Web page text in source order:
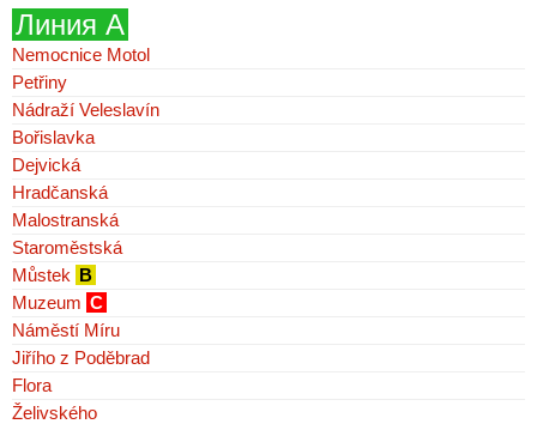
Линия А
Nemocnice Motol
Petřiny
Nádraží Veleslavín
Bořislavka
Dejvická
Hradčanská
Malostranská
Staroměstská
Můstek B
Muzeum C
Náměstí Míru
Jiřího z Poděbrad
Flora
Želivského